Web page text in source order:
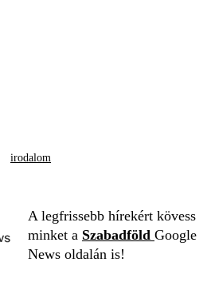
irodalom
A legfrissebb hírekért kövess
minket a Szabadföld Google
News oldalán is!